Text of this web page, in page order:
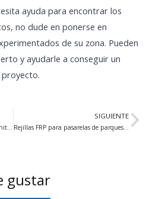
ayuda para encontrar los
no dude en ponerse en
de su zona. Pueden
y ayudarle a conseguir un
SIGUIENTE
Rejillas FRP para pasarelas de parques temáticos: La elección ideal por su durabilidad y estética
gustar